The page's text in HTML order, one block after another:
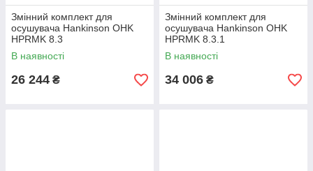
Змінний комплект для
осушувача Hankinson OHK
HPRMK 8.3
В наявності
26 244 ₴
Змінний комплект для
осушувача Hankinson OHK
HPRMK 8.3.1
В наявності
34 006 ₴